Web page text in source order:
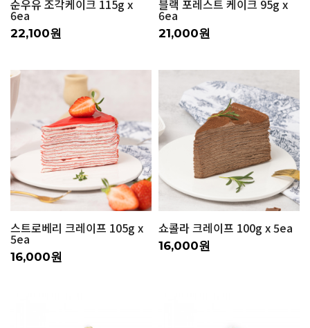
순우유 조각케이크 115g x
6ea
22,100원
블랙 포레스트 케이크 95g x
6ea
21,000원
스트로베리 크레이프 105g x
5ea
16,000원
쇼콜라 크레이프 100g x 5ea
16,000원